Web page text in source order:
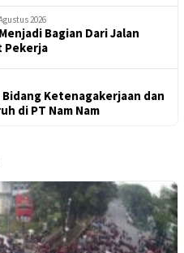
2026
Bagian Dari Jalan
Pekerja
Bidang Ketenagakerjaan dan
di PT Nam Nam